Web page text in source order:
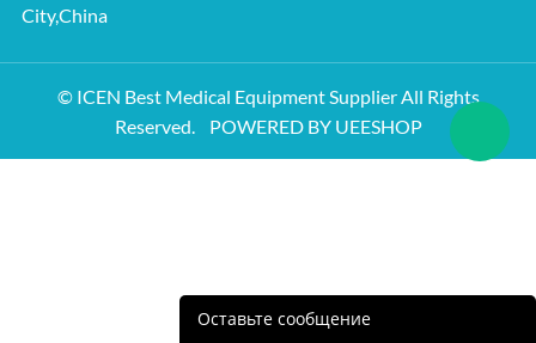
City,China
© ICEN Best Medical Equipment Supplier All Rights
Reserved. POWERED BY UEESHOP
Оставьте сообщение